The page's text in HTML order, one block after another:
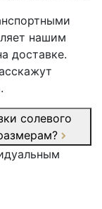
нашим
доставке.
солевого